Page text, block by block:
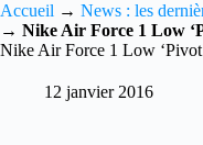
Accueil → News : les
→ Nike Air Force 1 Low
Nike Air Force 1 Low
12 janvier 2016